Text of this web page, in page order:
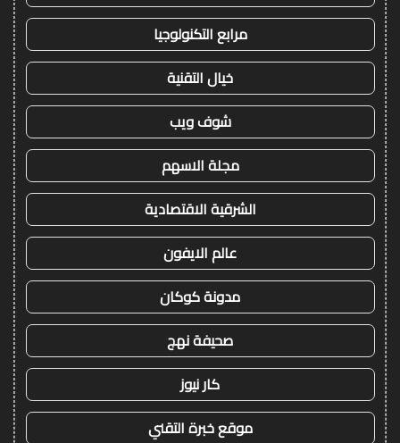
مرابع التكنولوجيا
خيال التقنية
شوف ويب
مجلة الاسهم
الشرقية الاقتصادية
عالم الايفون
مدونة كوكان
صحيفة نهج
كار نيوز
موقع خبرة التقني